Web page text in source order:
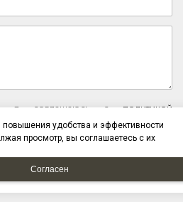
я соглашаюсь cполитикой
я даю согласие наобработку
повышения удобства и эффективности
просмотр, вы соглашаетесь с их
Согласен